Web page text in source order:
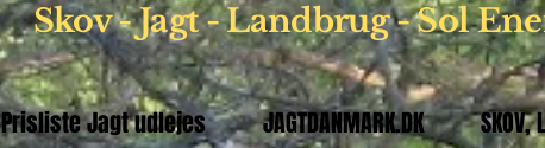
Skov - Jagt - Landbrug - Sol
Prisliste Jagt udlejes JAGTDANMARK.DK SKOV,